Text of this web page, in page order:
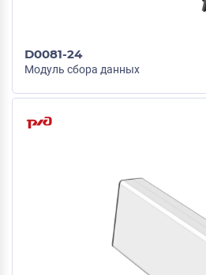
D0081-24
Модуль сбора данных